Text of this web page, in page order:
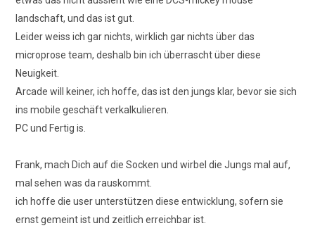
landschaft, und das ist gut.
Leider weiss ich gar nichts, wirklich gar nichts über das
microprose team, deshalb bin ich überrascht über diese
Neuigkeit.
Arcade will keiner, ich hoffe, das ist den jungs klar, bevor sie sich
ins mobile geschäft verkalkulieren.
PC und Fertig is.
Frank, mach Dich auf die Socken und wirbel die Jungs mal auf,
mal sehen was da rauskommt.
ich hoffe die user unterstützen diese entwicklung, sofern sie
ernst gemeint ist und zeitlich erreichbar ist.